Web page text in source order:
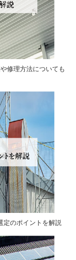
修理方法についても
定のポイントを解説